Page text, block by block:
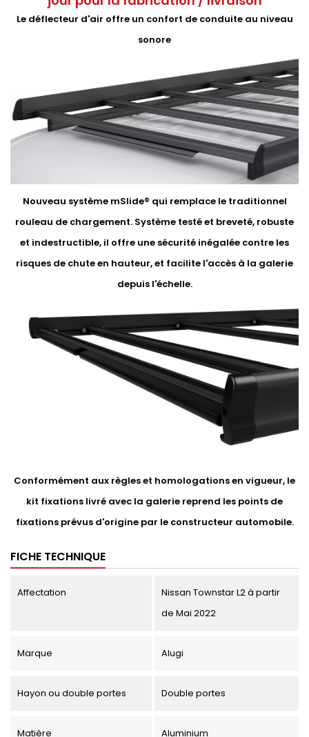
Le déflecteur d'air offre un confort de conduite au niveau
sonore
Nouveau système mSlide® qui remplace le traditionnel
rouleau de chargement. Système testé et breveté, robuste
et indestructible, il offre une sécurité inégalée contre les
risques de chute en hauteur, et facilite l'accès à la galerie
depuis l'échelle.
Conformément aux règles et homologations en vigueur, le
kit fixations livré avec la galerie reprend les points de
fixations prévus d'origine par le constructeur automobile.
FICHE TECHNIQUE
Affectation
Nissan Townstar L2 à partir
de Mai 2022
Marque Alugi
Hayon ou double portes Double portes
Matière Aluminium